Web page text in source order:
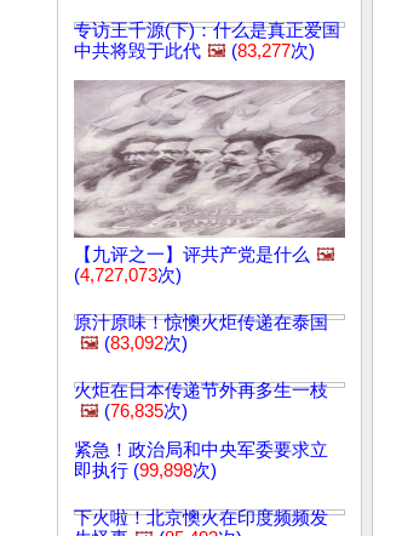
专访王千源(下)：什么是真正爱国
中共将毁于此代 🖼️ (83,277次)
【九评之一】评共产党是什么 🖼️
(4,727,073次)
原汁原味！惊懊火炬传递在泰国
🖼️ (83,092次)
火炬在日本传递节外再多生一枝
🖼️ (76,835次)
紧急！政治局和中央军委要求立
即执行 (99,898次)
下火啦！北京懊火在印度频频发